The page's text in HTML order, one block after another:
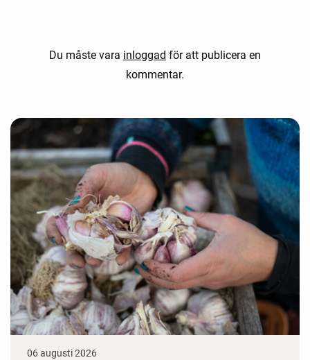
Du måste vara inloggad för att publicera en
kommentar.
06 augusti 2026